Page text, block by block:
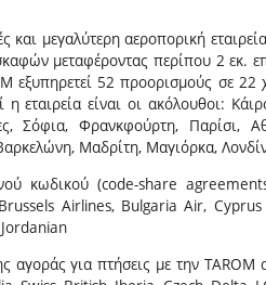
και μεγαλύτερη αεροπορική
μεταφέροντας περίπου 2 εκ.
εξυπηρετεί 52 προορισμούς σε 22
εταιρεία είναι οι ακόλουθοι:
Σόφια, Φρανκφούρτη, Παρίσι,
Μαδρίτη, Μαγιόρκα,
κωδικού (code-share
Airlines, Bulgaria Air,
για πτήσεις με την TAROM